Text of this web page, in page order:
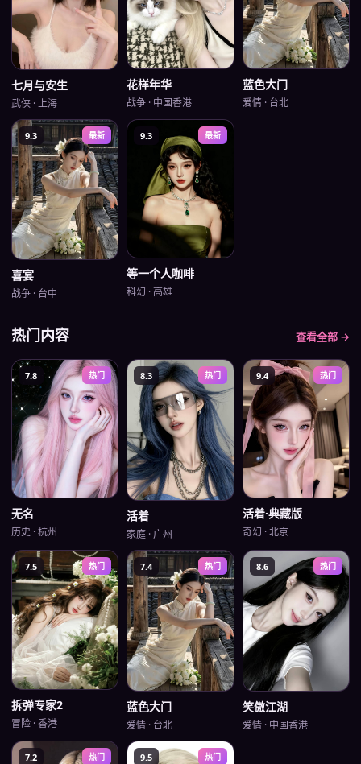
七月与安生
武侠 ·上海
花样年华
战争 · 中国香港
蓝色大门
爱情· 台北
9.3 最新
喜宴
战争 · 台中
9.3 最新
等一个人咖啡
科幻 ·高雄
热门内容 查看全部 →
7.8 热门
无名
历史 ·杭州
8.3 热门
活着
家庭 · 广州
9.4 热门
活着·典藏版
奇幻 ·北京
7.5 热门
拆弹专家2
冒险 ·香港
7.4 热门
蓝色大门
爱情 · 台北
8.6 热门
笑傲江湖
爱情· 中国香港
7.2 热门 9.5 热门